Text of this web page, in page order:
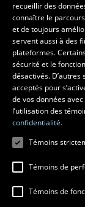
Pavillon Louis-
1055, avenue du
Téléphone: 418 656-
Suivez-nous sur
Suivez-nous
recueillir des
connaître le
et de toujours
servent aussi à des
plateformes.
sécurité et le
désactivés.
acceptés pour
de vos données
l’utilisation des
confidentialité.
Témoins
Témoins de
Témoins de